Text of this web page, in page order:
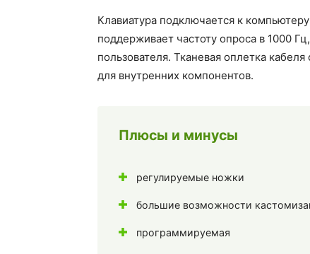
Клавиатура подключается к
поддерживает частоту опроса в 1000
пользователя. Тканевая оплетка
для внутренних компонентов.
Плюсы и минусы
регулируемые ножки
большие возможности
программируемая